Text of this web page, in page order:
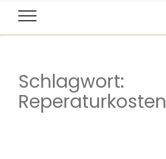
Schlagwort:
Reperaturkosten